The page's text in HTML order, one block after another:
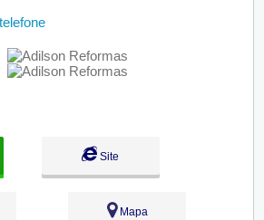
Site
Mapa